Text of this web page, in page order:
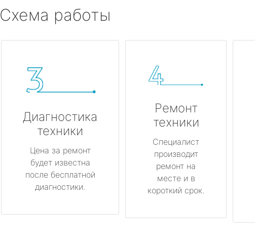
Схема работы
Диагностика
техники
Цена за ремонт
будет известна
после бесплатной
диагностики.
Ремонт
техники
Специалист
производит
ремонт на
месте и в
короткий срок.